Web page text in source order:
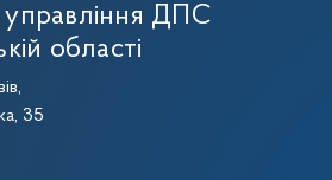
управління ДПС
області
35